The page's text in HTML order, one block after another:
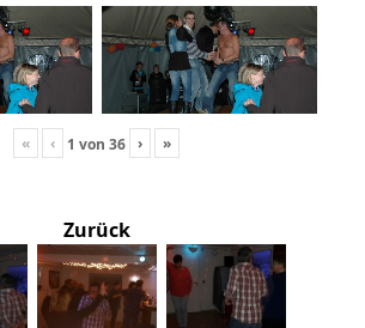
« ‹ 1 von36 › »
Zurück